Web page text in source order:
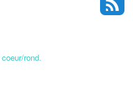
coeur/rond.